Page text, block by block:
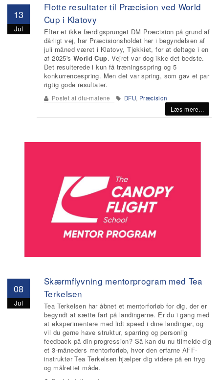
13
Jul
Flotte resultater til Præcision ved World
Cup i Klatovy
Efter et ikke færdigsprunget DM Præcision på grund af
dårligt vej, har Præcisionsholdet her i begyndelsen af
juli måned været i Klatovy, Tjekkiet, for at deltage i en
af 2025'sWorld Cup. Vejret var dog ikke det bedste.
Det resulterede i kun få træningsspring og 5
konkurrencespring. Men det var spring, som gav et par
rigtig gode resultater.
Postet af dfu-malene DFU, Præcision
Læs mere...
08
Jul
Skærmflyvning mentorprogram med Tea
Terkelsen
Tea Terkelsen har åbnet et mentorforløb for dig, der er
begyndt at sætte fart på landingerne. Er du i gang med
at eksperimentere med lidt speed i dine landinger, og
vil du gerne have struktur, sparring og personlig
feedback på din progression? Så kan du nu tilmelde dig
et 3-måneders mentorforløb, hvor den erfarne AFF-
instruktør Tea Terkelsen hjælper dig videre på en tryg
og målrettet måde.